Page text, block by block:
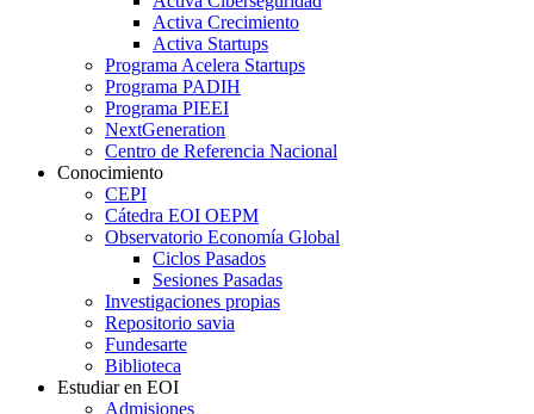
Activa Crecimiento
Activa Startups
Programa Acelera Startups
Programa PADIH
Programa PIEEI
NextGeneration
Centro de Referencia Nacional
Conocimiento
CEPI
Cátedra EOI OEPM
Observatorio Economía Global
Ciclos Pasados
Sesiones Pasadas
Investigaciones propias
Repositorio savia
Fundesarte
Biblioteca
Estudiar en EOI
Admisiones